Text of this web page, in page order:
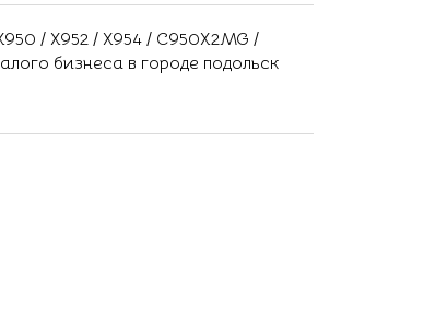
/ X952 / X954 / C950X2MG /
бизнеса в городе подольск